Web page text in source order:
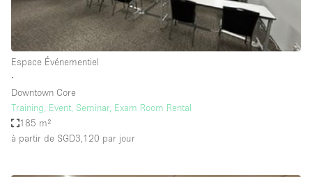
Salle de Conférence
Salle de Réunion
Salon / Festival
Salon Beauté / Coiffure
Studio Photo / Tournage
Espace Événementiel
∙
Downtown Core
Training, Event, Seminar, Exam Room Rental
185 m²
à partir de SGD3,120 par jour